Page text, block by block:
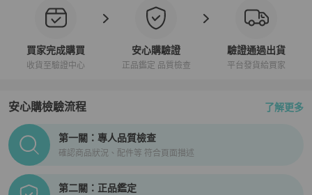
買家完成購買
收貨至驗證中心
安心購驗證
正品鑑定 品質檢查
驗證通過出貨
平台發貨給買家
安心購檢驗流程 了解更多
PopChill拍拍圈正品驗證、安心購檢驗流程介紹
第一關：專人品質檢查
確認商品狀況、配件等 符合頁面描述
第二關：正品鑑定